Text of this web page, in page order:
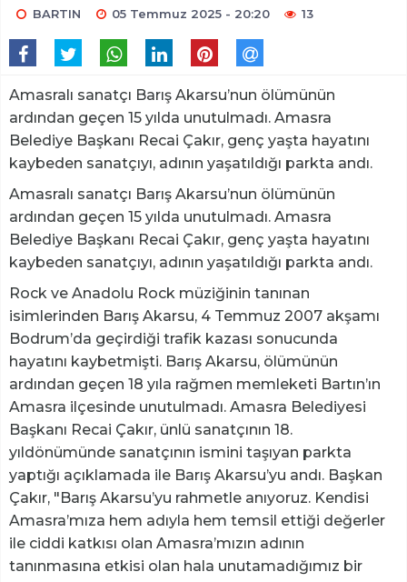
BARTIN 05 Temmuz 2025 - 20:20 13
Amasralı sanatçı Barış Akarsu’nun ölümünün
ardından geçen 15 yılda unutulmadı. Amasra
Belediye Başkanı Recai Çakır, genç yaşta hayatını
kaybeden sanatçıyı, adının yaşatıldığı parkta andı.
Amasralı sanatçı Barış Akarsu’nun ölümünün
ardından geçen 15 yılda unutulmadı. Amasra
Belediye Başkanı Recai Çakır, genç yaşta hayatını
kaybeden sanatçıyı, adının yaşatıldığı parkta andı.
Rock ve Anadolu Rock müziğinin tanınan
isimlerinden Barış Akarsu, 4 Temmuz 2007 akşamı
Bodrum’da geçirdiği trafik kazası sonucunda
hayatını kaybetmişti. Barış Akarsu, ölümünün
ardından geçen 18 yıla rağmen memleketi Bartın’ın
Amasra ilçesinde unutulmadı. Amasra Belediyesi
Başkanı Recai Çakır, ünlü sanatçının 18.
yıldönümünde sanatçının ismini taşıyan parkta
yaptığı açıklamada ile Barış Akarsu’yu andı. Başkan
Çakır, "Barış Akarsu’yu rahmetle anıyoruz. Kendisi
Amasra’mıza hem adıyla hem temsil ettiği değerler
ile ciddi katkısı olan Amasra’mızın adının
tanınmasına etkisi olan hala unutamadığımız bir